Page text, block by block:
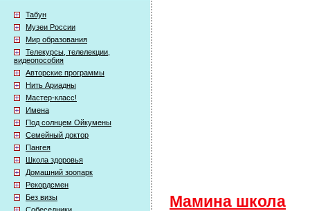
Табун
Музеи России
Мир образования
Телекурсы, телелекции,
видеопособия
Авторские программы
Нить Ариадны
Мастер-класс!
Имена
Под солнцем Ойкумены
Семейный доктор
Пангея
Школа здоровья
Домашний зоопарк
Рекордсмен
Без визы
Мамина школа